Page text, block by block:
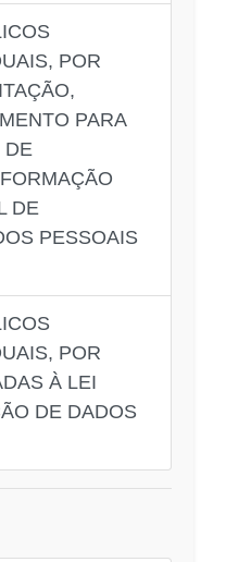
POR
PARA
DE
DE
PESSOAIS
POR
À LEI
DE DADOS